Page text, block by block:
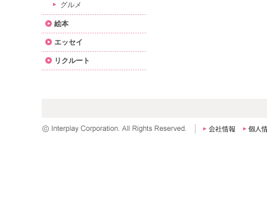
グルメ
絵本
エッセイ
リクルート